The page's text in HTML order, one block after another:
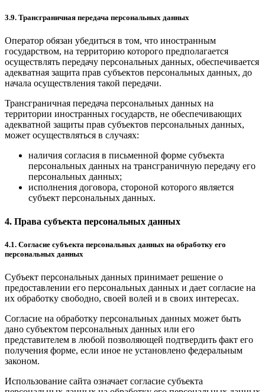
3.9. Трансграничная передача персональных данных
Оператор обязан убедиться в том, что иностранным
государством, на территорию которого предполагается
осуществлять передачу персональных данных, обеспечивается
адекватная защита прав субъектов персональных данных, до
начала осуществления такой передачи.
Трансграничная передача персональных данных на
территории иностранных государств, не обеспечивающих
адекватной защиты прав субъектов персональных данных,
может осуществляться в случаях:
наличия согласия в письменной форме субъекта
персональных данных на трансграничную передачу его
персональных данных;
исполнения договора, стороной которого является
субъект персональных данных.
4. Права субъекта персональных данных
4.1. Согласие субъекта персональных данных на обработку его
персональных данных
Субъект персональных данных принимает решение о
предоставлении его персональных данных и дает согласие на
их обработку свободно, своей волей и в своих интересах.
Согласие на обработку персональных данных может быть
дано субъектом персональных данных или его
представителем в любой позволяющей подтвердить факт его
получения форме, если иное не установлено федеральным
законом.
Использование сайта означает согласие субъекта